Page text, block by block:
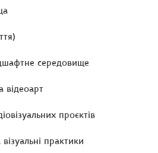
середовище
відеоарт
проєктів
практики